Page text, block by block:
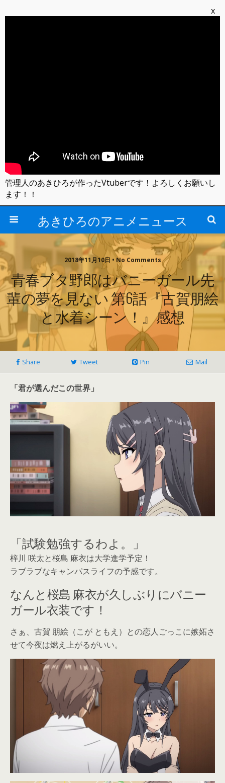
あきひろのアニメニュース
2018年11月10日 • No Comments
青春ブタ野郎はバニーガール先
輩の夢を見ない 第6話『古賀朋絵
と水着シーン！』感想
Share Tweet Pin Mail
「君が選んだこの世界」
「試験勉強するわよ。」
梓川 咲太と桜島 麻衣は大学進学予定！
ラブラブなキャンパスライフの予感です。
なんと桜島 麻衣が久しぶりにバニー
ガール衣装です！
さぁ、古賀 朋絵（こが ともえ）との恋人ごっこに嫉妬さ
せて今夜は燃え上がるがいい。
x
管理人のあきひろが作ったVtuberです！よろしくお願いし
ます！！